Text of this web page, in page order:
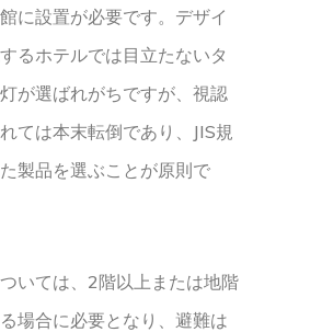
に設置が必要です。デザイ
るホテルでは目立たないタ
が選ばれがちですが、視認
ては本末転倒であり、JIS規
製品を選ぶことが原則で
いては、2階以上または地階
場合に必要となり、避難は